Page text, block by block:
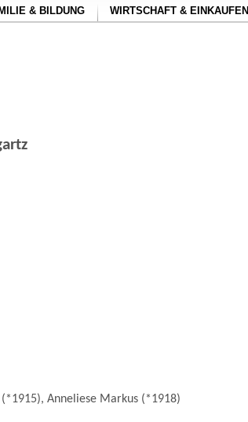
& BILDUNG WIRTSCHAFT & EINKAUFEN
Anneliese Markus (*1918)